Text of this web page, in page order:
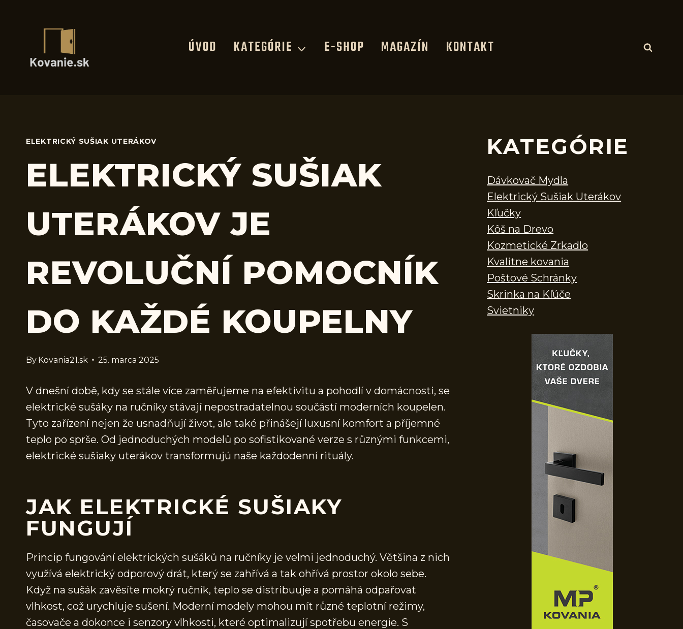
ÚVOD KATEGÓRIE E-SHOP MAGAZÍN KONTAKT
ELEKTRICKÝ SUŠIAK UTERÁKOV
ELEKTRICKÝ SUŠIAK
UTERÁKOV JE
REVOLUČNÍ POMOCNÍK
DO KAŽDÉ KOUPELNY
By Kovania21.sk 25. marca 2025
V dnešní době, kdy se stále více zaměřujeme na efektivitu a pohodlí v domácnosti, se
elektrické sušáky na ručníky stávají nepostradatelnou součástí moderních koupelen.
Tyto zařízení nejen že usnadňují život, ale také přinášejí luxusní komfort a příjemné
teplo po sprše. Od jednoduchých modelů po sofistikované verze s různými funkcemi,
elektrické sušiaky uterákov transformujú naše každodenní rituály.
JAK ELEKTRICKÉ SUŠIAKY
FUNGUJÍ
Princip fungování elektrických sušáků na ručníky je velmi jednoduchý. Většina z nich
využívá elektrický odporový drát, který se zahřívá a tak ohřívá prostor okolo sebe.
Když na sušák zavěsíte mokrý ručník, teplo se distribuuje a pomáhá odpařovat
vlhkost, což urychluje sušení. Moderní modely mohou mít různé teplotní režimy,
časovače a dokonce i senzory vlhkosti, které optimalizují spotřebu energie. S
KATEGÓRIE
Dávkovač Mydla
Elektrický Sušiak Uterákov
Kľučky
Kôš na Drevo
Kozmetické Zrkadlo
Kvalitne kovania
Poštové Schránky
Skrinka na Kľúče
Svietniky